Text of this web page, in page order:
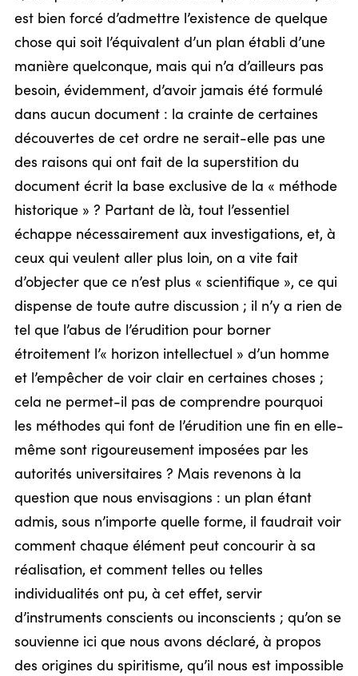
est bien forcé d’admettre l’existence de quelque
chose qui soit l’équivalent d’un plan établi d’une
manière quelconque, mais qui n’a d’ailleurs pas
besoin, évidemment, d’avoir jamais été formulé
dans aucun document : la crainte de certaines
découvertes de cet ordre ne serait-elle pas une
des raisons qui ont fait de la superstition du
document écrit la base exclusive de la « méthode
historique » ? Partant de là, tout l’essentiel
échappe nécessairement aux investigations, et, à
ceux qui veulent aller plus loin, on a vite fait
d’objecter que ce n’est plus « scientifique », ce qui
dispense de toute autre discussion ; il n’y a rien de
tel que l’abus de l’érudition pour borner
étroitement l’« horizon intellectuel » d’un homme
et l’empêcher de voir clair en certaines choses ;
cela ne permet-il pas de comprendre pourquoi
les méthodes qui font de l’érudition une fin en elle-
même sont rigoureusement imposées par les
autorités universitaires ? Mais revenons à la
question que nous envisagions : un plan étant
admis, sous n’importe quelle forme, il faudrait voir
comment chaque élément peut concourir à sa
réalisation, et comment telles ou telles
individualités ont pu, à cet effet, servir
d’instruments conscients ou inconscients ; qu’on se
souvienne ici que nous avons déclaré, à propos
des origines du spiritisme, qu’il nous est impossible